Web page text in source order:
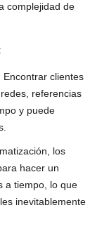
complejidad de
:
Encontrar clientes
referencias
y puede
los
hacer un
a tiempo, lo que
inevitablemente